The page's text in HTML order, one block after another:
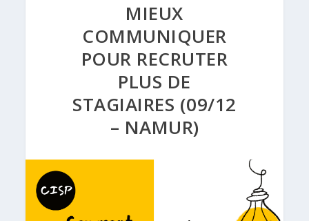
MIEUX
COMMUNIQUER
POUR RECRUTER
PLUS DE
STAGIAIRES (09/12
– NAMUR)